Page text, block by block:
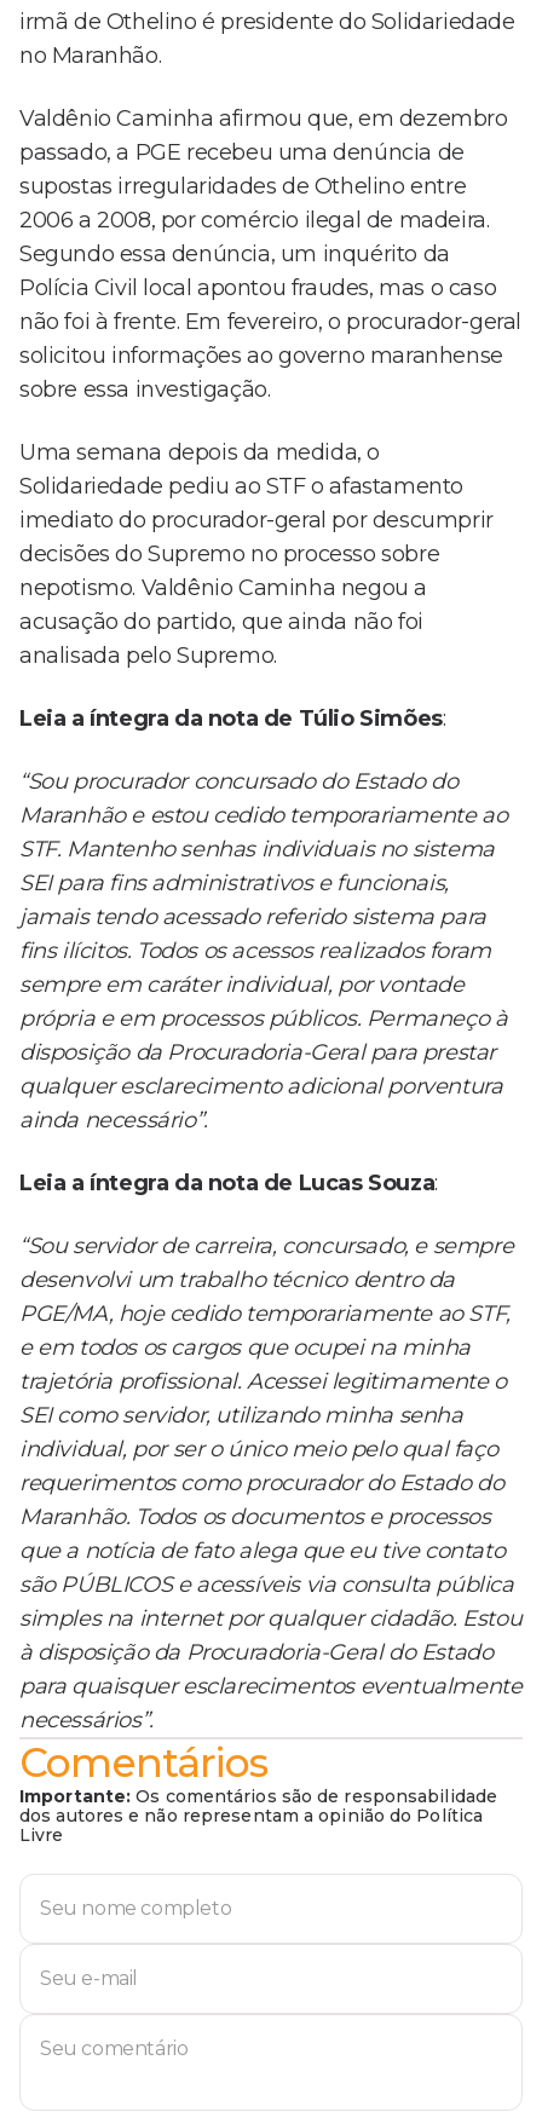
irmã de Othelino é presidente do Solidariedade
no Maranhão.
Valdênio Caminha afirmou que, em dezembro
passado, a PGE recebeu uma denúncia de
supostas irregularidades de Othelino entre
2006 a 2008, por comércio ilegal de madeira.
Segundo essa denúncia, um inquérito da
Polícia Civil local apontou fraudes, mas o caso
não foi à frente. Em fevereiro, o procurador-geral
solicitou informações ao governo maranhense
sobre essa investigação.
Uma semana depois da medida, o
Solidariedade pediu ao STF o afastamento
imediato do procurador-geral por descumprir
decisões do Supremo no processo sobre
nepotismo. Valdênio Caminha negou a
acusação do partido, que ainda não foi
analisada pelo Supremo.
Leia a íntegra da nota de Túlio Simões:
“Sou procurador concursado do Estado do
Maranhão e estou cedido temporariamente ao
STF. Mantenho senhas individuais no sistema
SEI para fins administrativos e funcionais,
jamais tendo acessado referido sistema para
fins ilícitos. Todos os acessos realizados foram
sempre em caráter individual, por vontade
própria e em processos públicos. Permaneço à
disposição da Procuradoria-Geral para prestar
qualquer esclarecimento adicional porventura
ainda necessário”.
Leia a íntegra da nota de Lucas Souza:
“Sou servidor de carreira, concursado, e sempre
desenvolvi um trabalho técnico dentro da
PGE/MA, hoje cedido temporariamente ao STF,
e em todos os cargos que ocupei na minha
trajetória profissional. Acessei legitimamente o
SEI como servidor, utilizando minha senha
individual, por ser o único meio pelo qual faço
requerimentos como procurador do Estado do
Maranhão. Todos os documentos e processos
que a notícia de fato alega que eu tive contato
são PÚBLICOS e acessíveis via consulta pública
simples na internet por qualquer cidadão. Estou
à disposição da Procuradoria-Geral do Estado
para quaisquer esclarecimentos eventualmente
necessários”.
Comentários
Importante: Os comentários são de responsabilidade
dos autores e não representam a opinião do Política
Livre